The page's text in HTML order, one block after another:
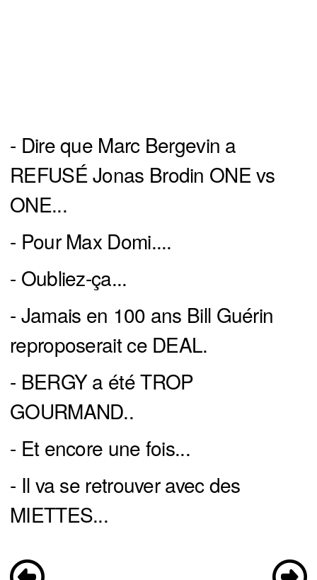
- Dire que Marc Bergevin a
REFUSÉ Jonas Brodin ONE vs
ONE...
- Pour Max Domi....
- Oubliez-ça...
- Jamais en 100 ans Bill Guérin
reproposerait ce DEAL.
- BERGY a été TROP
GOURMAND..
- Et encore une fois...
- Il va se retrouver avec des
MIETTES...